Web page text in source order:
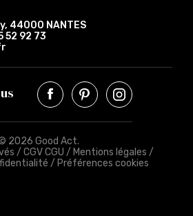
44000 NANTES
52 92 73
2026 Good Act.
/ CGV CGU / Mentions légales /
/ Préférences cookies